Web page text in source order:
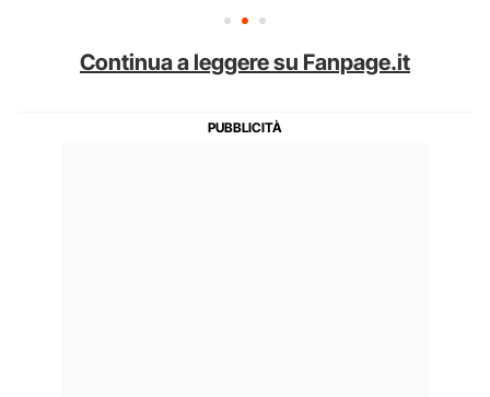
Continua a leggere su Fanpage.it